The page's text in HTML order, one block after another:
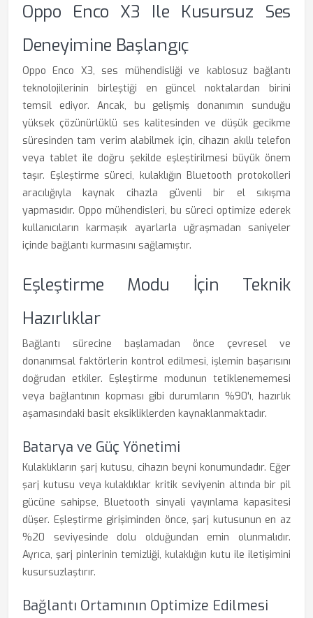
Oppo Enco X3 Ile Kusursuz Ses
Deneyimine Başlangıç
Oppo Enco X3, ses mühendisliği ve kablosuz bağlantı
teknolojilerinin birleştiği en güncel noktalardan birini
temsil ediyor. Ancak, bu gelişmiş donanımın sunduğu
yüksek çözünürlüklü ses kalitesinden ve düşük gecikme
süresinden tam verim alabilmek için, cihazın akıllı telefon
veya tablet ile doğru şekilde eşleştirilmesi büyük önem
taşır. Eşleştirme süreci, kulaklığın Bluetooth protokolleri
aracılığıyla kaynak cihazla güvenli bir el sıkışma
yapmasıdır. Oppo mühendisleri, bu süreci optimize ederek
kullanıcıların karmaşık ayarlarla uğraşmadan saniyeler
içinde bağlantı kurmasını sağlamıştır.
Eşleştirme Modu İçin Teknik
Hazırlıklar
Bağlantı sürecine başlamadan önce çevresel ve
donanımsal faktörlerin kontrol edilmesi, işlemin başarısını
doğrudan etkiler. Eşleştirme modunun tetiklenememesi
veya bağlantının kopması gibi durumların %90'ı, hazırlık
aşamasındaki basit eksikliklerden kaynaklanmaktadır.
Batarya ve Güç Yönetimi
Kulaklıkların şarj kutusu, cihazın beyni konumundadır. Eğer
şarj kutusu veya kulaklıklar kritik seviyenin altında bir pil
gücüne sahipse, Bluetooth sinyali yayınlama kapasitesi
düşer. Eşleştirme girişiminden önce, şarj kutusunun en az
%20 seviyesinde dolu olduğundan emin olunmalıdır.
Ayrıca, şarj pinlerinin temizliği, kulaklığın kutu ile iletişimini
kusursuzlaştırır.
Bağlantı Ortamının Optimize Edilmesi